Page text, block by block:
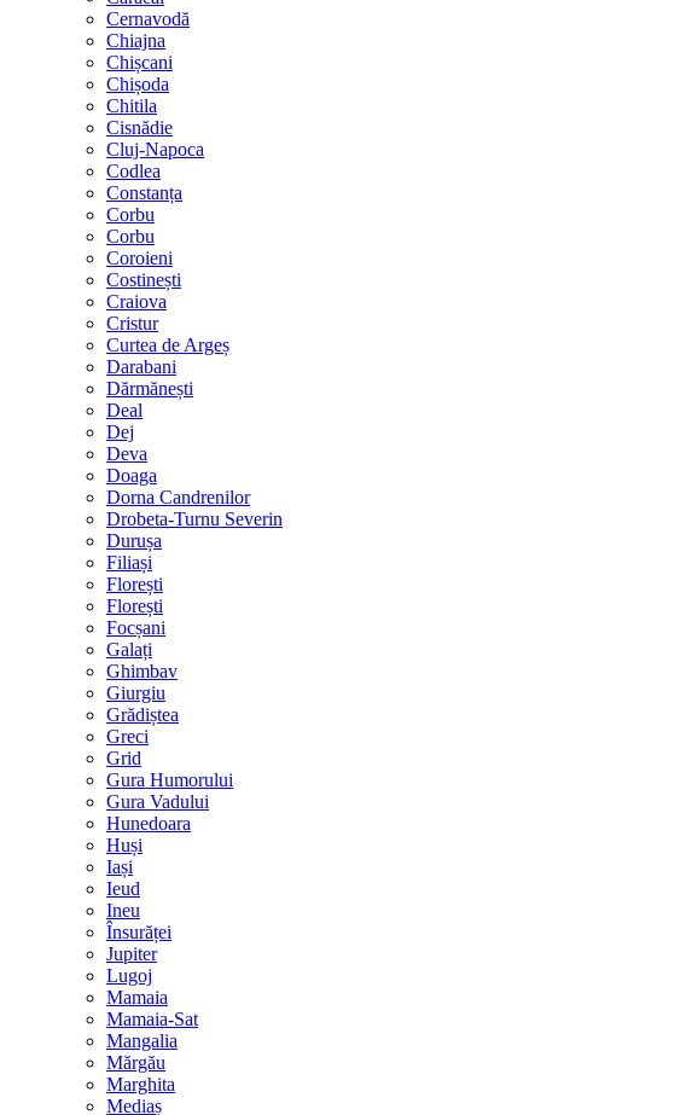
Cernavodă
Chiajna
Chișcani
Chișoda
Chitila
Cisnădie
Cluj-Napoca
Codlea
Constanța
Corbu
Corbu
Coroieni
Costinești
Craiova
Cristur
Curtea de Argeș
Darabani
Dărmănești
Deal
Dej
Deva
Doaga
Dorna Candrenilor
Drobeta-Turnu Severin
Durușa
Filiași
Florești
Florești
Focșani
Galați
Ghimbav
Giurgiu
Grădiștea
Greci
Grid
Gura Humorului
Gura Vadului
Hunedoara
Huși
Iași
Ieud
Ineu
Însurăței
Jupiter
Lugoj
Mamaia
Mamaia-Sat
Mangalia
Mărgău
Marghita
Mediaș